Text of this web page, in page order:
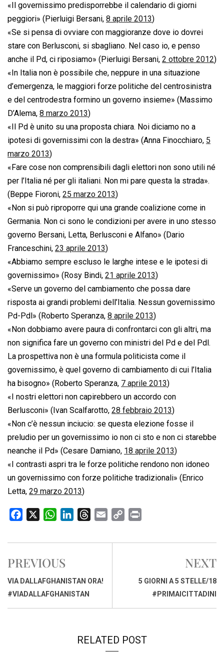
«Il governissimo predisporrebbe il calendario di giorni
peggiori» (Pierluigi Bersani, 8 aprile 2013)
«Se si pensa di ovviare con maggioranze dove io dovrei
stare con Berlusconi, si sbagliano. Nel caso io, e penso
anche il Pd, ci riposiamo» (Pierluigi Bersani, 2 ottobre 2012)
«In Italia non è possibile che, neppure in una situazione
d’emergenza, le maggiori forze politiche del centrosinistra
e del centrodestra formino un governo insieme» (Massimo
D’Alema, 8 marzo 2013)
«Il Pd è unito su una proposta chiara. Noi diciamo no a
ipotesi di governissimi con la destra» (Anna Finocchiaro, 5
marzo 2013)
«Fare cose non comprensibili dagli elettori non sono utili né
per l’Italia né per gli italiani. Non mi pare questa la strada».
(Beppe Fioroni, 25 marzo 2013)
«Non si può riproporre qui una grande coalizione come in
Germania. Non ci sono le condizioni per avere in uno stesso
governo Bersani, Letta, Berlusconi e Alfano» (Dario
Franceschini, 23 aprile 2013)
«Abbiamo sempre escluso le larghe intese e le ipotesi di
governissimo» (Rosy Bindi, 21 aprile 2013)
«Serve un governo del cambiamento che possa dare
risposta ai grandi problemi dell’Italia. Nessun governissimo
Pd-Pdl» (Roberto Speranza, 8 aprile 2013)
«Non dobbiamo avere paura di confrontarci con gli altri, ma
non significa fare un governo con ministri del Pd e del Pdl.
La prospettiva non è una formula politicista come il
governissimo, è quel governo di cambiamento di cui l’Italia
ha bisogno» (Roberto Speranza, 7 aprile 2013)
«I nostri elettori non capirebbero un accordo con
Berlusconi» (Ivan Scalfarotto, 28 febbraio 2013)
«Non c’è nessun inciucio: se questa elezione fosse il
preludio per un governissimo io non ci sto e non ci starebbe
neanche il Pd» (Cesare Damiano, 18 aprile 2013)
«I contrasti aspri tra le forze politiche rendono non idoneo
un governissimo con forze politiche tradizionali» (Enrico
Letta, 29 marzo 2013)
c
b
o
o
W
a
s
A
p
n
d
I
r
d
a
p
i
PREVIOUS
VIA DALLAFGHANISTAN ORA!
#VIADALLAFGHANISTAN
NEXT
5 GIORNI A 5 STELLE/18
#PRIMAICITTADINI
RELATED POST